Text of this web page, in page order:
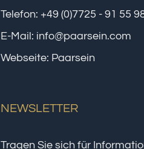
Telefon: +49 (0)7725 - 91 55
E-Mail: info@paarsein.com
Webseite: Paarsein
NEWSLETTER
Tragen Sie sich für